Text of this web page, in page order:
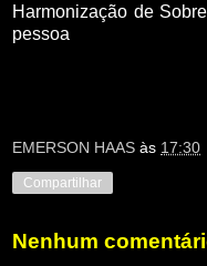
Harmonização de
pessoa
EMERSON HAAS às 17:30
Compartilhar
Nenhum